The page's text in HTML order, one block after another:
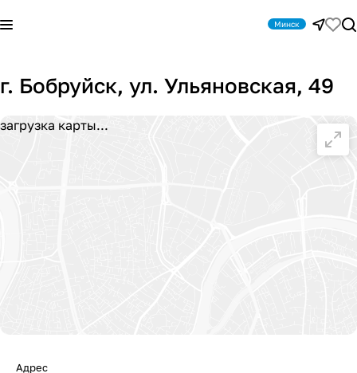
Минск
г. Бобруйск, ул. Ульяновская, 49
загрузка карты...
Адрес